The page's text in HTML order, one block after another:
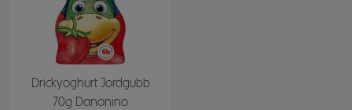
Drickyoghurt Jordgubb
70g Danonino